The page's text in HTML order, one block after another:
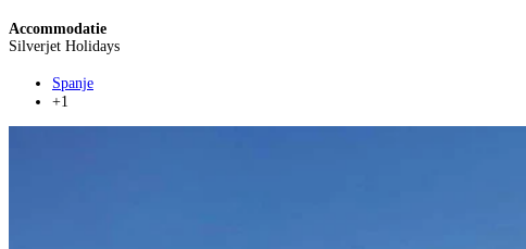
Accommodatie
Silverjet Holidays
Spanje
+1